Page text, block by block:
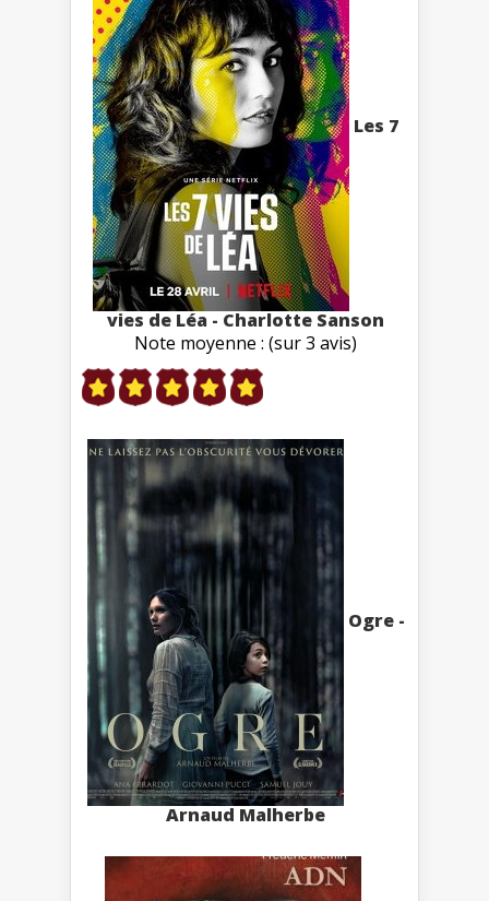
Les 7
vies de Léa - Charlotte Sanson
Note moyenne : (sur 3 avis)
Ogre -
Arnaud Malherbe